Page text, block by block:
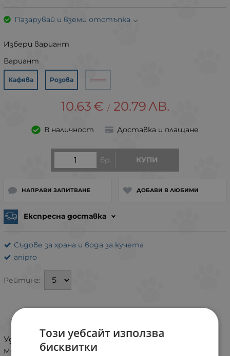
Пазарувай и вземи отстъпка
Избери вариант
Вариант
Кафява Розова Бяла
10.63 € / 20.79 ЛВ.
В наличност Доставка и плащане
бр. КУПИ
НАПРАВИ ЗАПИТВАНЕ ДОБАВИ В ЛЮБИМИ
Експресна доставка
Съдове за храна и вода за кучета
anipro
Рейтинг:
Удобна и практична купа за храна и вода от
метал с гума и модерна графична декорация -
Този уебсайт използва
бисквитки